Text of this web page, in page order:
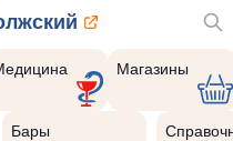
Магазины
Бары